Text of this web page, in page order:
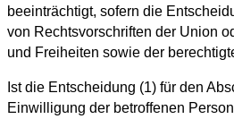
beeinträchtigt, sofern die
von Rechtsvorschriften der Union
und Freiheiten sowie der
Ist die Entscheidung (1) für den
Einwilligung der betroffenen